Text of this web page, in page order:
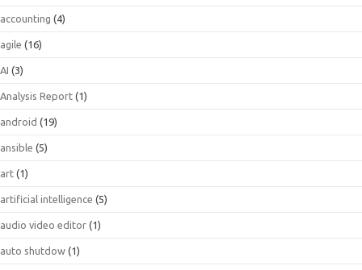
accounting (4)
agile (16)
AI (3)
Analysis Report (1)
android (19)
ansible (5)
art (1)
artificial intelligence (5)
audio video editor (1)
auto shutdow (1)